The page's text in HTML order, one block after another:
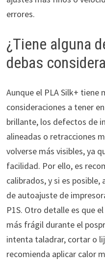
errores.
¿Tiene alguna
debas
Aunque el PLA Silk+ tiene
consideraciones a tener
brillante, los defectos de
alineadas o retracciones
volverse más visibles, ya
facilidad. Por ello, es
calibrados, y si es posible,
de autoajuste de
P1S. Otro detalle es que
más frágil durante el
intenta taladrar, cortar o
recomienda aplicar calor